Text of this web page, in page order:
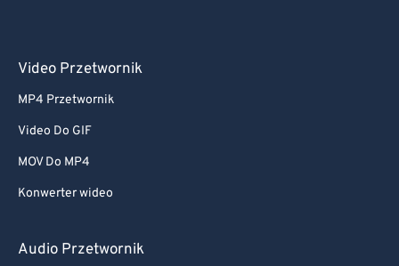
Video Przetwornik
MP4 Przetwornik
Video Do GIF
MOV Do MP4
Konwerter wideo
Audio Przetwornik